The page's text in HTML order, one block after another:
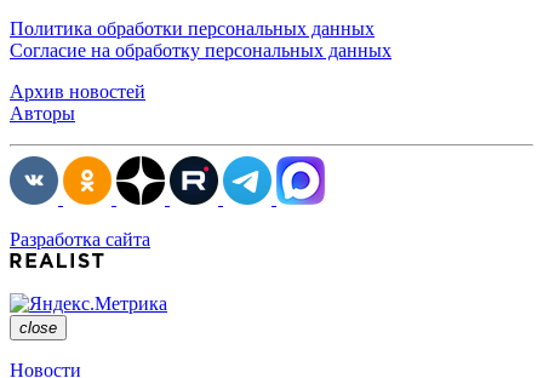
Политика обработки персональных данных
Согласие на обработку персональных данных
Архив новостей
Авторы
Разработка сайта
close
Новости